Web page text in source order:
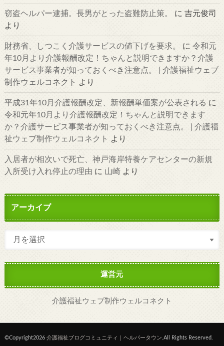
窃盗ヘルパー逮捕。長男がとった盗難防止策。 に 吉元俊司
より
財務省、しつこく介護サービスの値下げを要求。 に 令和元
年10月より介護報酬改定！ちゃんと説明できますか？介護
サービス事業者が知っておくべき注意点。 | 介護福祉ウェブ
制作ウェルコネクト
より
平成31年10月介護報酬改定、新報酬単価案が公表される に
令和元年10月より介護報酬改定！ちゃんと説明できます
か？介護サービス事業者が知っておくべき注意点。 | 介護福
祉ウェブ制作ウェルコネクト
より
入居者が相次いで死亡、神戸海岸特養ケアセンターの新規
入所受け入れ停止の理由 に 山崎より
アーカイブ
運営元
介護福祉ウェブ制作ウェルコネクト
©Copyright2026 介護福祉ブログコミュニティ｜ヘルパータウン .All Rights Reserved.